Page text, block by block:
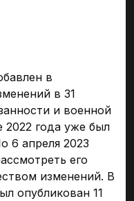
в
в 31
и военной
2022 года уже был
6 апреля 2023
его
изменений. В
опубликован 11